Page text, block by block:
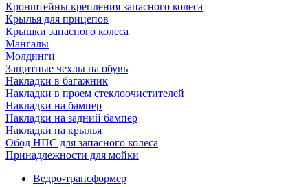
Кронштейны крепления запасного колеса
Крылья для прицепов
Крышки запасного колеса
Мангалы
Молдинги
Защитные чехлы на обувь
Накладки в багажник
Накладки в проем стеклоочистителей
Накладки на бампер
Накладки на задний бампер
Накладки на крылья
Обод НПС для запасного колеса
Принадлежности для мойки
Ведро-трансформер